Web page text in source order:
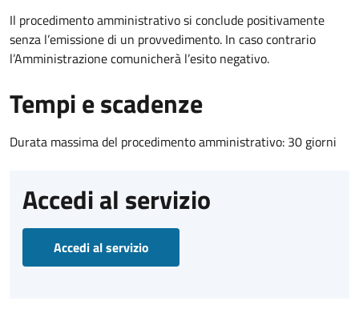
Il procedimento amministrativo si conclude positivamente
senza l’emissione di un provvedimento. In caso contrario
l’Amministrazione comunicherà l’esito negativo.
Tempi e scadenze
Durata massima del procedimento amministrativo: 30 giorni
Accedi al servizio
Accedi al servizio